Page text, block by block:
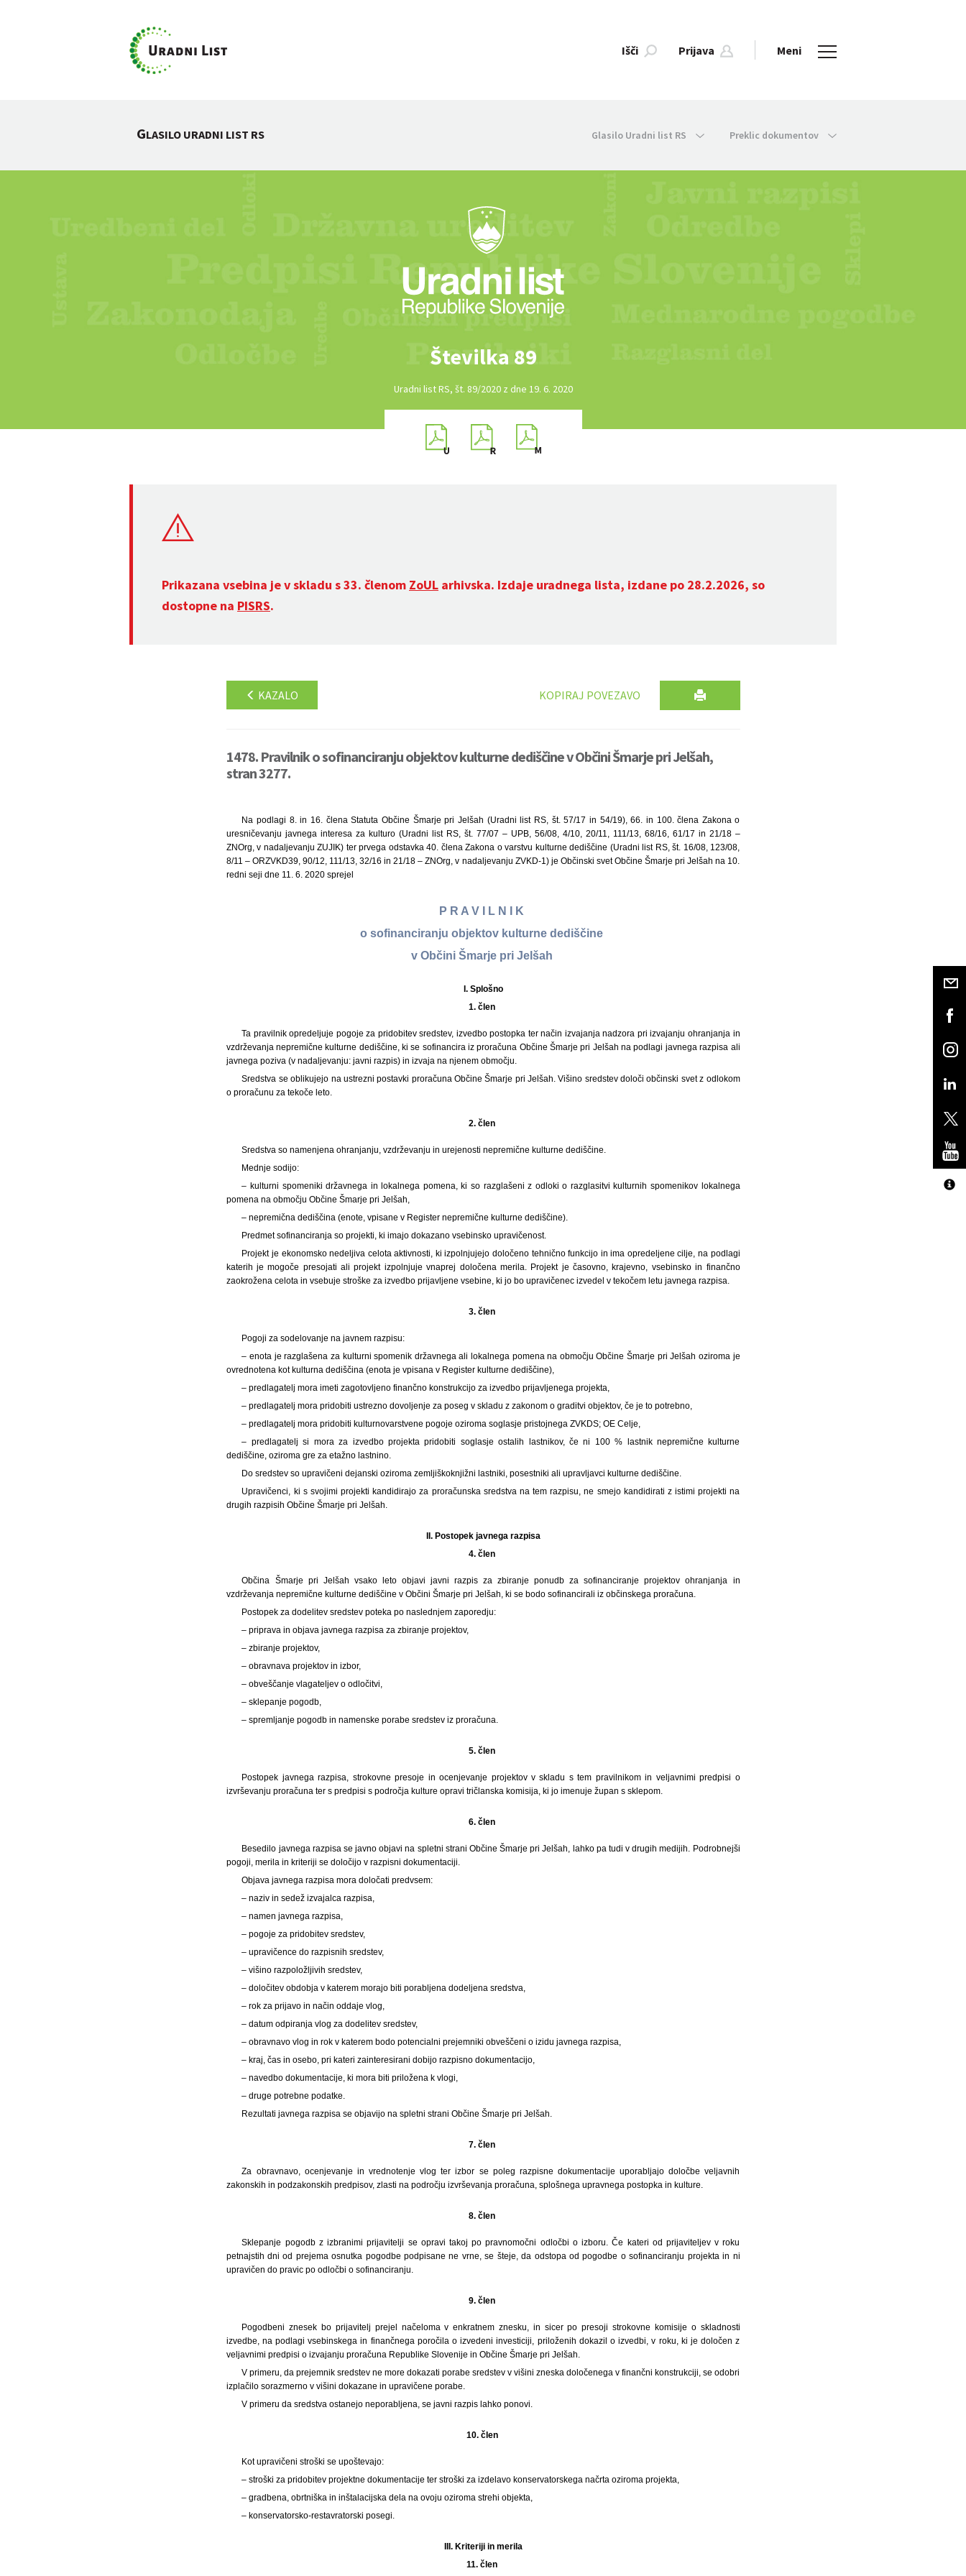
Išči Prijava Meni
GLASILO URADNI LIST RS Glasilo Uradni list RS Preklic dokumentov
Številka 89
Uradni list RS, št. 89/2020 z dne 19. 6. 2020
Prikazana vsebina je v skladu s 33. členom ZoUL arhivska. Izdaje uradnega lista, izdane po 28.2.2026, so
dostopne na PISRS.
KAZALO KOPIRAJ POVEZAVO
1478. Pravilnik o sofinanciranju objektov kulturne dediščine v Občini Šmarje pri Jelšah,
stran 3277.
Na podlagi 8. in 16. člena Statuta Občine Šmarje pri Jelšah (Uradni list RS, št. 57/17 in 54/19), 66. in 100. člena Zakona o
uresničevanju javnega interesa za kulturo (Uradni list RS, št. 77/07 – UPB, 56/08, 4/10, 20/11, 111/13, 68/16, 61/17 in 21/18 –
ZNOrg, v nadaljevanju ZUJIK) ter prvega odstavka 40. člena Zakona o varstvu kulturne dediščine (Uradni list RS, št. 16/08, 123/08,
8/11 – ORZVKD39, 90/12, 111/13, 32/16 in 21/18 – ZNOrg, v nadaljevanju ZVKD-1) je Občinski svet Občine Šmarje pri Jelšah na 10.
redni seji dne 11. 6. 2020 sprejel
P R A V I L N I K
o sofinanciranju objektov kulturne dediščine
v Občini Šmarje pri Jelšah
I. Splošno
1. člen
Ta pravilnik opredeljuje pogoje za pridobitev sredstev, izvedbo postopka ter način izvajanja nadzora pri izvajanju ohranjanja in
vzdrževanja nepremične kulturne dediščine, ki se sofinancira iz proračuna Občine Šmarje pri Jelšah na podlagi javnega razpisa ali
javnega poziva (v nadaljevanju: javni razpis) in izvaja na njenem območju.
Sredstva se oblikujejo na ustrezni postavki proračuna Občine Šmarje pri Jelšah. Višino sredstev določi občinski svet z odlokom
o proračunu za tekoče leto.
2. člen
Sredstva so namenjena ohranjanju, vzdrževanju in urejenosti nepremične kulturne dediščine.
Mednje sodijo:
– kulturni spomeniki državnega in lokalnega pomena, ki so razglašeni z odloki o razglasitvi kulturnih spomenikov lokalnega
pomena na območju Občine Šmarje pri Jelšah,
– nepremična dediščina (enote, vpisane v Register nepremične kulturne dediščine).
Predmet sofinanciranja so projekti, ki imajo dokazano vsebinsko upravičenost.
Projekt je ekonomsko nedeljiva celota aktivnosti, ki izpolnjujejo določeno tehnično funkcijo in ima opredeljene cilje, na podlagi
katerih je mogoče presojati ali projekt izpolnjuje vnaprej določena merila. Projekt je časovno, krajevno, vsebinsko in finančno
zaokrožena celota in vsebuje stroške za izvedbo prijavljene vsebine, ki jo bo upravičenec izvedel v tekočem letu javnega razpisa.
3. člen
Pogoji za sodelovanje na javnem razpisu:
– enota je razglašena za kulturni spomenik državnega ali lokalnega pomena na območju Občine Šmarje pri Jelšah oziroma je
ovrednotena kot kulturna dediščina (enota je vpisana v Register kulturne dediščine),
– predlagatelj mora imeti zagotovljeno finančno konstrukcijo za izvedbo prijavljenega projekta,
– predlagatelj mora pridobiti ustrezno dovoljenje za poseg v skladu z zakonom o graditvi objektov, če je to potrebno,
– predlagatelj mora pridobiti kulturnovarstvene pogoje oziroma soglasje pristojnega ZVKDS; OE Celje,
– predlagatelj si mora za izvedbo projekta pridobiti soglasje ostalih lastnikov, če ni 100 % lastnik nepremične kulturne
dediščine, oziroma gre za etažno lastnino.
Do sredstev so upravičeni dejanski oziroma zemljiškoknjižni lastniki, posestniki ali upravljavci kulturne dediščine.
Upravičenci, ki s svojimi projekti kandidirajo za proračunska sredstva na tem razpisu, ne smejo kandidirati z istimi projekti na
drugih razpisih Občine Šmarje pri Jelšah.
II. Postopek javnega razpisa
4. člen
Občina Šmarje pri Jelšah vsako leto objavi javni razpis za zbiranje ponudb za sofinanciranje projektov ohranjanja in
vzdrževanja nepremične kulturne dediščine v Občini Šmarje pri Jelšah, ki se bodo sofinancirali iz občinskega proračuna.
Postopek za dodelitev sredstev poteka po naslednjem zaporedju:
– priprava in objava javnega razpisa za zbiranje projektov,
– zbiranje projektov,
– obravnava projektov in izbor,
– obveščanje vlagateljev o odločitvi,
– sklepanje pogodb,
– spremljanje pogodb in namenske porabe sredstev iz proračuna.
5. člen
Postopek javnega razpisa, strokovne presoje in ocenjevanje projektov v skladu s tem pravilnikom in veljavnimi predpisi o
izvrševanju proračuna ter s predpisi s področja kulture opravi tričlanska komisija, ki jo imenuje župan s sklepom.
6. člen
Besedilo javnega razpisa se javno objavi na spletni strani Občine Šmarje pri Jelšah, lahko pa tudi v drugih medijih. Podrobnejši
pogoji, merila in kriteriji se določijo v razpisni dokumentaciji.
Objava javnega razpisa mora določati predvsem:
– naziv in sedež izvajalca razpisa,
– namen javnega razpisa,
– pogoje za pridobitev sredstev,
– upravičence do razpisnih sredstev,
– višino razpoložljivih sredstev,
– določitev obdobja v katerem morajo biti porabljena dodeljena sredstva,
– rok za prijavo in način oddaje vlog,
– datum odpiranja vlog za dodelitev sredstev,
– obravnavo vlog in rok v katerem bodo potencialni prejemniki obveščeni o izidu javnega razpisa,
– kraj, čas in osebo, pri kateri zainteresirani dobijo razpisno dokumentacijo,
– navedbo dokumentacije, ki mora biti priložena k vlogi,
– druge potrebne podatke.
Rezultati javnega razpisa se objavijo na spletni strani Občine Šmarje pri Jelšah.
7. člen
Za obravnavo, ocenjevanje in vrednotenje vlog ter izbor se poleg razpisne dokumentacije uporabljajo določbe veljavnih
zakonskih in podzakonskih predpisov, zlasti na področju izvrševanja proračuna, splošnega upravnega postopka in kulture.
8. člen
Sklepanje pogodb z izbranimi prijavitelji se opravi takoj po pravnomočni odločbi o izboru. Če kateri od prijaviteljev v roku
petnajstih dni od prejema osnutka pogodbe podpisane ne vrne, se šteje, da odstopa od pogodbe o sofinanciranju projekta in ni
upravičen do pravic po odločbi o sofinanciranju.
9. člen
Pogodbeni znesek bo prijavitelj prejel načeloma v enkratnem znesku, in sicer po presoji strokovne komisije o skladnosti
izvedbe, na podlagi vsebinskega in finančnega poročila o izvedeni investiciji, priloženih dokazil o izvedbi, v roku, ki je določen z
veljavnimi predpisi o izvajanju proračuna Republike Slovenije in Občine Šmarje pri Jelšah.
V primeru, da prejemnik sredstev ne more dokazati porabe sredstev v višini zneska določenega v finančni konstrukciji, se odobri
izplačilo sorazmerno v višini dokazane in upravičene porabe.
V primeru da sredstva ostanejo neporabljena, se javni razpis lahko ponovi.
10. člen
Kot upravičeni stroški se upoštevajo:
– stroški za pridobitev projektne dokumentacije ter stroški za izdelavo konservatorskega načrta oziroma projekta,
– gradbena, obrtniška in inštalacijska dela na ovoju oziroma strehi objekta,
– konservatorsko-restavratorski posegi.
III. Kriteriji in merila
11. člen